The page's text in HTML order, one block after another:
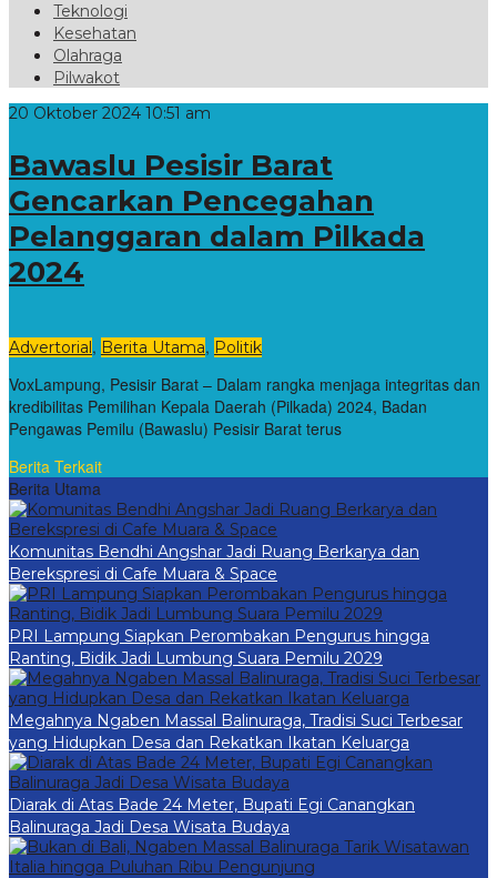
Teknologi
Kesehatan
Olahraga
Pilwakot
20 Oktober 2024 10:51 am
Bawaslu Pesisir Barat
Gencarkan Pencegahan
Pelanggaran dalam Pilkada
2024
Advertorial, Berita Utama, Politik
VoxLampung, Pesisir Barat – Dalam rangka menjaga integritas dan
kredibilitas Pemilihan Kepala Daerah (Pilkada) 2024, Badan
Pengawas Pemilu (Bawaslu) Pesisir Barat terus
Berita Terkait
Berita Utama
Komunitas Bendhi Angshar Jadi Ruang Berkarya dan
Berekspresi di Cafe Muara & Space
PRI Lampung Siapkan Perombakan Pengurus hingga
Ranting, Bidik Jadi Lumbung Suara Pemilu 2029
Megahnya Ngaben Massal Balinuraga, Tradisi Suci Terbesar
yang Hidupkan Desa dan Rekatkan Ikatan Keluarga
Diarak di Atas Bade 24 Meter, Bupati Egi Canangkan
Balinuraga Jadi Desa Wisata Budaya